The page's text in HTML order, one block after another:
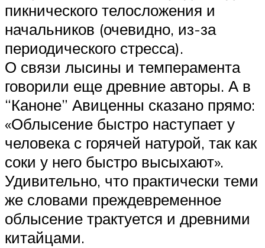
пикнического телосложения и
начальников (очевидно, из-за
периодического стресса).
О связи лысины и темперамента
говорили еще древние авторы. А в
“Каноне” Авиценны сказано прямо:
«Облысение быстро наступает у
человека с горячей натурой, так как
соки у него быстро высыхают».
Удивительно, что практически теми
же словами преждевременное
облысение трактуется и древними
китайцами.